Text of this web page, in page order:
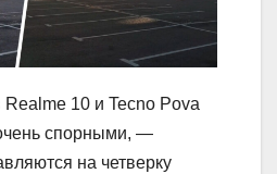
10 и Tecno Pova
спорными, —
на четверку